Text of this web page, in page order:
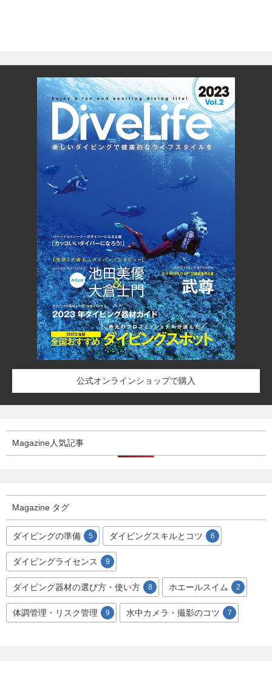
公式オンラインショップで購入
Magazine人気記事
Magazine タグ
ダイビングの準備 5 ダイビングスキルとコツ 6
ダイビングライセンス 9
ダイビング器材の選び方・使い方 8 ホエールスイム 2
体調管理・リスク管理 9 水中カメラ・撮影のコツ 7